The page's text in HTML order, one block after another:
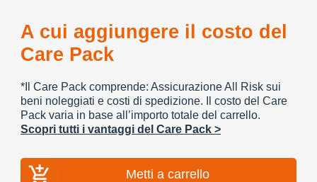
A cui aggiungere il costo del
Care Pack
*Il Care Pack comprende: Assicurazione All Risk sui
beni noleggiati e costi di spedizione. Il costo del Care
Pack varia in base all’importo totale del carrello.
Scopri tutti i vantaggi del Care Pack >
Metti a carrello